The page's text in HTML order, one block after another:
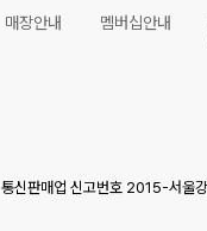
매장안내 멤버십안내
통신판매업 신고번호 2015-서울